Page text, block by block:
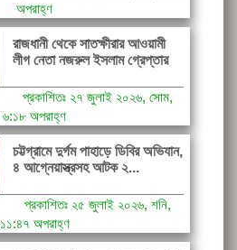
অপরাহ্ণ
রাজধানী থেকে সাতক্ষীরার আওয়ামী
লীগ নেতা নজরুল ইসলাম গ্রেপ্তার
প্রকাশিতঃ ২৭ জুলাই ২০২৬, সোম,
৬:১৮ অপরাহ্ণ
চট্টগ্রামে দুর্গম পাহাড়ে ডিবির অভিযান,
৪ আগ্নেয়াস্ত্রসহ আটক ২...
প্রকাশিতঃ ২৫ জুলাই ২০২৬, শনি,
১১:৪৭ অপরাহ্ণ